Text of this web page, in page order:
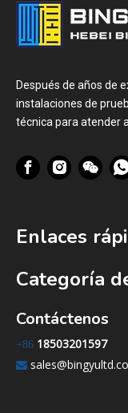
Después de años de
instalaciones de
técnica para atender
Enlaces
Categoría
Contáctenos
+86 18503201597
